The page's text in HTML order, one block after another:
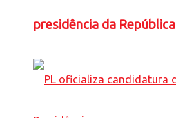
presidência da República